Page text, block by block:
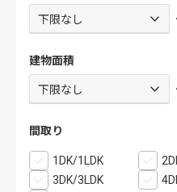
建物面積
間取り
1DK/1LDK
3DK/3LDK